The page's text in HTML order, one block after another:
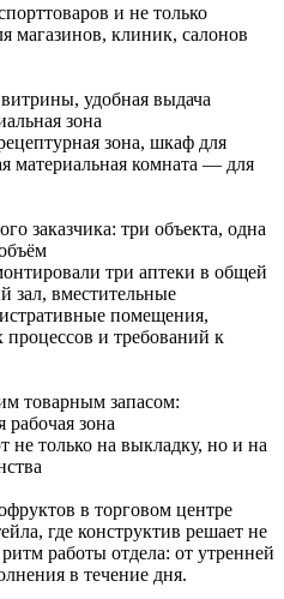
и не только
магазинов, клиник, салонов
удобная выдача
зона
зона, шкаф для
материальная комната — для
заказчика: три объекта, одна
три аптеки в общей
зал, вместительные
помещения,
и требований к
товарным запасом:
зона
не только на выкладку, но и на
в торговом центре
где конструктив решает не
работы отдела: от утренней
в течение дня.